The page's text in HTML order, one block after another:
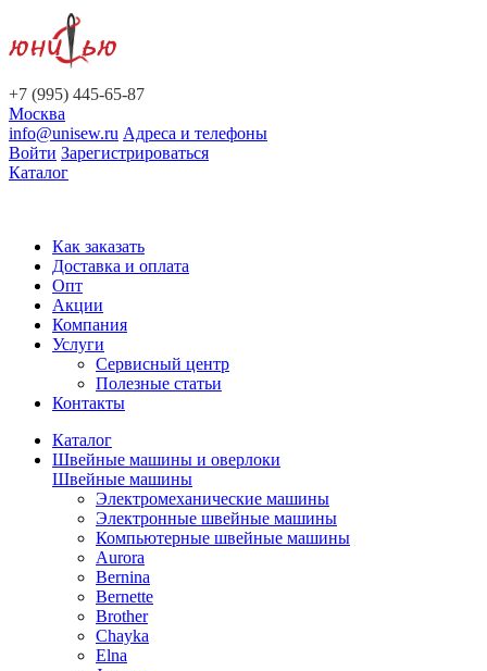
+7 (995) 445-65-87
Москва
info@unisew.ru Адреса и телефоны
Войти Зарегистрироваться
Каталог
Как заказать
Доставка и оплата
Опт
Акции
Компания
Услуги
Сервисный центр
Полезные статьи
Контакты
Каталог
Швейные машины и оверлоки
Швейные машины
Электромеханические машины
Электронные швейные машины
Компьютерные швейные машины
Aurora
Bernina
Bernette
Brother
Chayka
Elna